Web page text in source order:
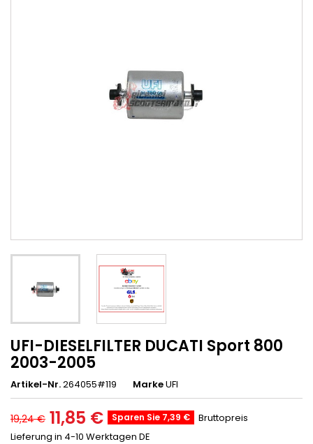
UFI-DIESELFILTER DUCATI Sport 800
2003-2005
Artikel-Nr.264055#119 MarkeUFI
19,24 € 11,85 € Sparen Sie 7,39 €
Bruttopreis
Lieferung in 4-10 Werktagen DE